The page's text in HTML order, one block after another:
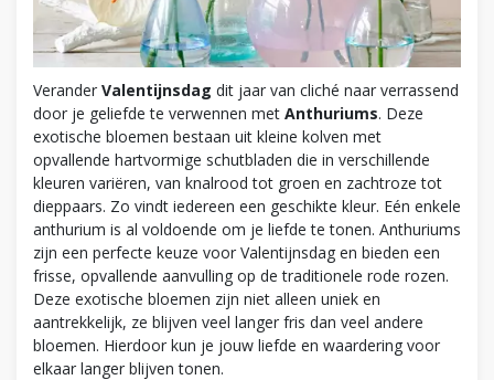
Verander Valentijnsdag dit jaar van cliché naar verrassend
door je geliefde te verwennen met Anthuriums. Deze
exotische bloemen bestaan uit kleine kolven met
opvallende hartvormige schutbladen die in verschillende
kleuren variëren, van knalrood tot groen en zachtroze tot
dieppaars. Zo vindt iedereen een geschikte kleur. Eén enkele
anthurium is al voldoende om je liefde te tonen. Anthuriums
zijn een perfecte keuze voor Valentijnsdag en bieden een
frisse, opvallende aanvulling op de traditionele rode rozen.
Deze exotische bloemen zijn niet alleen uniek en
aantrekkelijk, ze blijven veel langer fris dan veel andere
bloemen. Hierdoor kun je jouw liefde en waardering voor
elkaar langer blijven tonen.